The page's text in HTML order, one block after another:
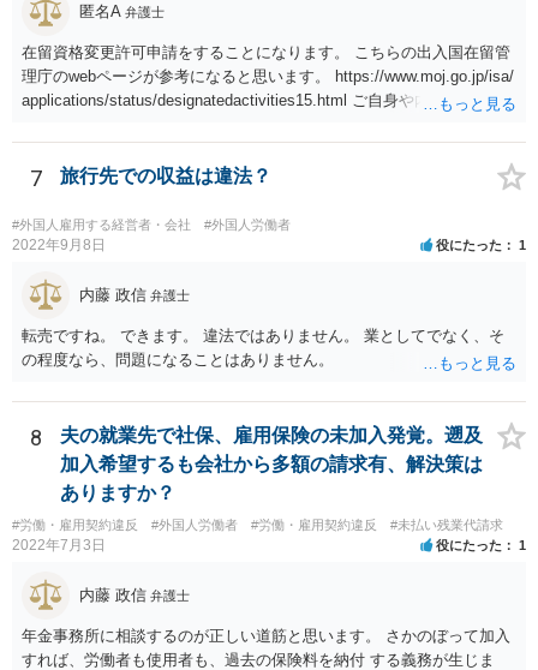
匿名A 弁護士
在留資格変更許可申請をすることになります。 こちらの出入国在留管
理庁のwebページが参考になると思います。 https://www.moj.go.jp/isa/
applications/status/designatedactivities15.html ご自身や内定先企業で
いる弁護士や行政書士に相談されるのが良いです。
7 旅行先での収益は違法？
#外国人雇用する経営者・会社 #外国人労働者
2022年9月8日 役にたった 1
内藤 政信 弁護士
転売ですね。 できます。 違法ではありません。 業としてでなく、そ
の程度なら、問題になることはありません。
8
夫の就業先で社保、雇用保険の未加入発覚。遡及
加入希望するも会社から多額の請求有、解決策は
ありますか？
#労働・雇用契約違反 #外国人労働者 #労働・雇用契約違反 #未払い残業代請求
2022年7月3日 役にたった 1
内藤 政信 弁護士
年金事務所に相談するのが正しい道筋と思います。 さかのぼって加入
すれば、労働者も使用者も、過去の保険料を納付 する義務が生じま